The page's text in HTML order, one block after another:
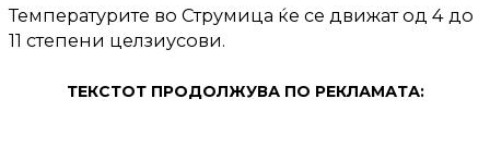
Температурите во Струмица ќе се движат од 4 до
11 степени целзиусови.
ТЕКСТОТ ПРОДОЛЖУВА ПО РЕКЛАМАТА: